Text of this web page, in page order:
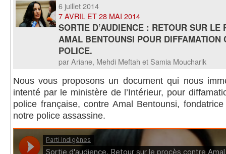
6 juillet 2014
7 AVRIL ET 28 MAI 2014
SORTIE D’AUDIENCE : RETOUR SUR LE
AMAL BENTOUNSI POUR DIFFAMATION
POLICE.
par Ariane, Mehdi Meftah et Samia Moucharik
Nous vous proposons un document qui nous
intenté par le ministère de l’Intérieur, pour
police française, contre Amal Bentounsi,
notre police assassine.